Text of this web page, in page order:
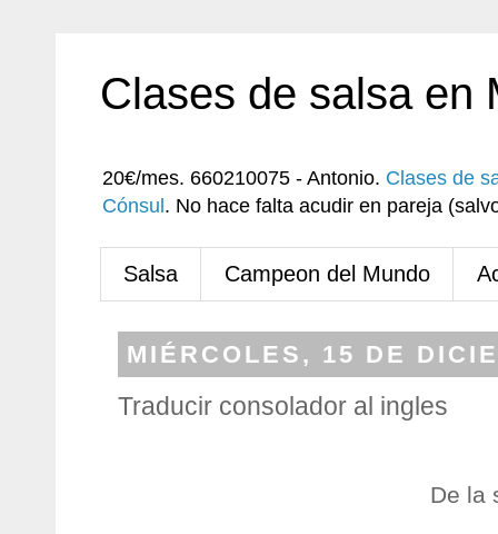
Clases de salsa en
20€/mes. 660210075 - Antonio. Clases de
Cónsul . No hace falta acudir en pareja
Salsa Campeon del Mundo
MIÉRCOLES, 15 DE
Traducir consolador al ingles
De la